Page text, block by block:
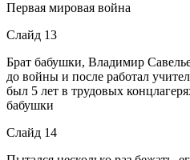
Первая мировая война
Слайд 13
Брат бабушки, Владимир
до войны и после работал
был 5 лет в трудовых
бабушки
Слайд 14